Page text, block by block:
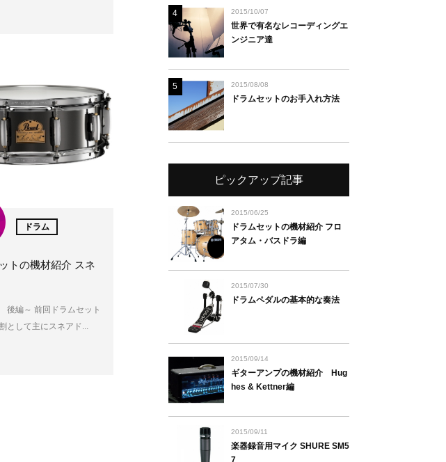
ドラム
トの機材紹介 スネ
後編～ 前回ドラムセット
として主にスネアド...
4 2015/10/07
世界で有名なレコーディングエ
ンジニア達
5 2015/08/08
ドラムセットのお手入れ方法
ピックアップ記事
2015/06/25
ドラムセットの機材紹介 フロ
アタム・バスドラ編
2015/07/30
ドラムペダルの基本的な奏法
2015/09/14
ギターアンプの機材紹介 Hug
hes & Kettner編
2015/09/11
楽器録音用マイク SHURE SM5
7